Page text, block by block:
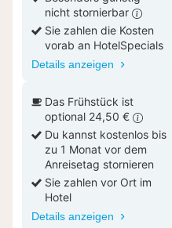
nicht stornierbar
Sie zahlen die Kosten
vorab an HotelSpecials
Details anzeigen
Das Frühstück ist
optional 24,50 €
Du kannst kostenlos bis
zu 1 Monat vor dem
Anreisetag stornieren
Sie zahlen vor Ort im
Hotel
Details anzeigen